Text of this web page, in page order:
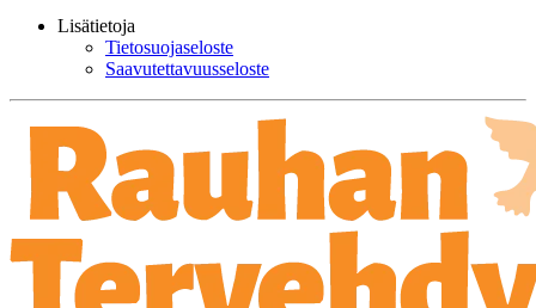
Lisätietoja
Tietosuojaseloste
Saavutettavuusseloste